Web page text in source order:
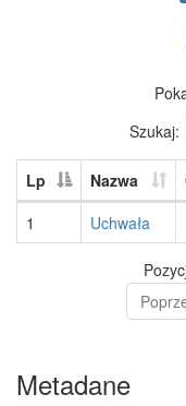
Szukaj:
Lp Nazwa
1
Uchwała
Metadane